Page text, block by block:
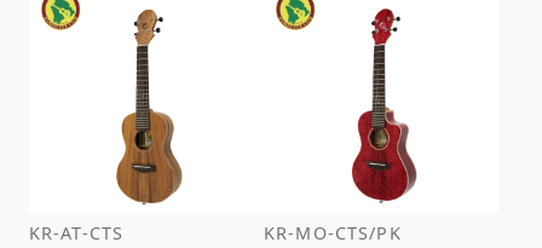
KR-AT-CTS KR-MO-CTS/PK